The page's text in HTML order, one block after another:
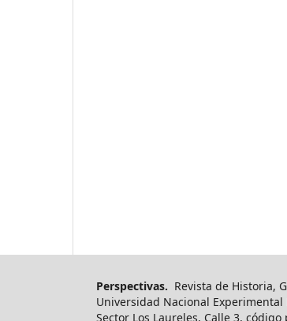
Perspectivas. Revista de Historia,
Universidad Nacional
Sector Los Laureles, Calle 3,